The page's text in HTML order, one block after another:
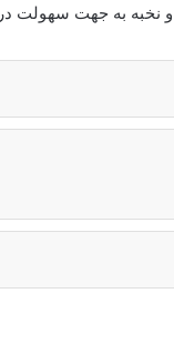
به جهت سهولت در